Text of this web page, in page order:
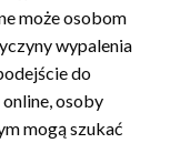
może osobom
wypalenia
do
osoby
mogą szukać